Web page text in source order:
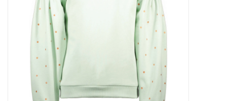
Speelgoed
Cadeaubonnen